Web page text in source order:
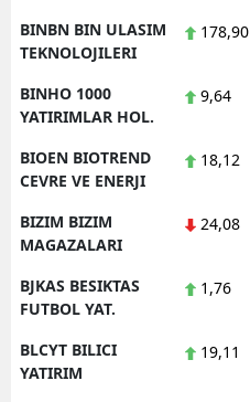
BINBN BIN ULASIM
TEKNOLOJILERI
178,90
BINHO 1000
YATIRIMLAR HOL.
9,64
BIOEN BIOTREND
CEVRE VE ENERJI
18,12
BIZIM BIZIM
MAGAZALARI
24,08
BJKAS BESIKTAS
FUTBOL YAT.
1,76
BLCYT BILICI
YATIRIM
19,11